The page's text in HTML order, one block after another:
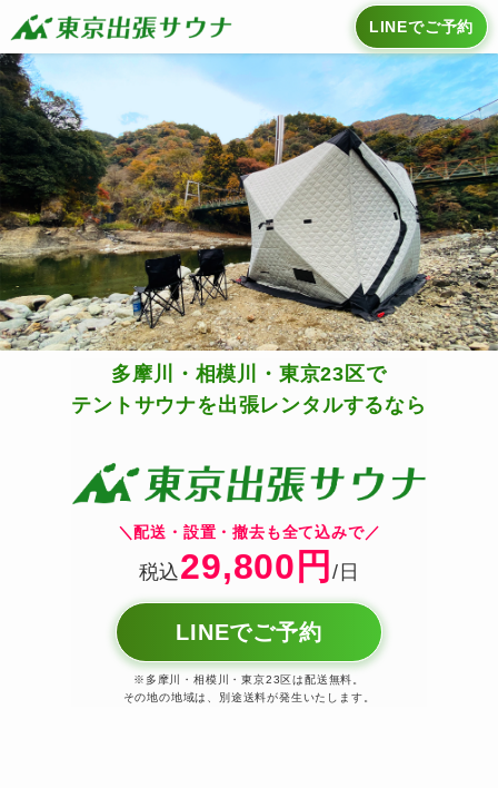
LINEでご予約
多摩川・相模川・東京23区で
テントサウナを出張レンタルするなら
＼配送・設置・撤去も全て込みで／
税込29,800円 /日
LINEでご予約
※多摩川・相模川・東京23区は配送無料。
その地の地域は、別途送料が発生いたします。